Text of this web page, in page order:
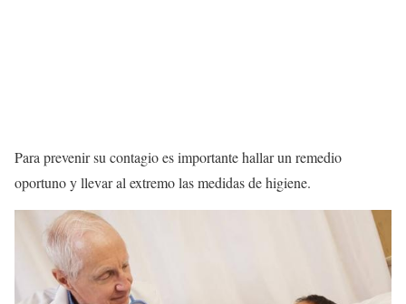
Para prevenir su contagio es importante hallar un remedio
oportuno y llevar al extremo las medidas de higiene.